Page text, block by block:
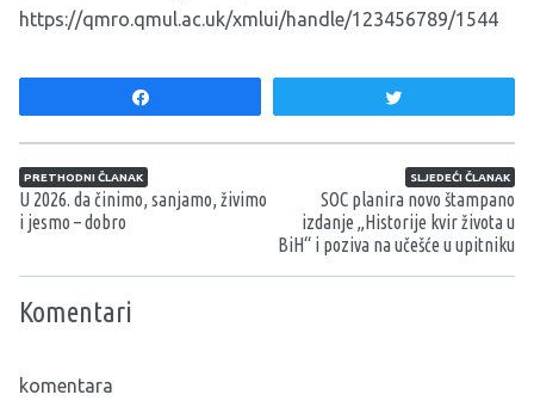
https://qmro.qmul.ac.uk/xmlui/handle/123456789/1544
Navigacija članaka
PRETHODNI ČLANAK
U 2026. da činimo, sanjamo, živimo
i jesmo – dobro
SLJEDEĆI ČLANAK
SOC planira novo štampano
izdanje „Historije kvir života u
BiH“ i poziva na učešće u upitniku
Komentari
komentara